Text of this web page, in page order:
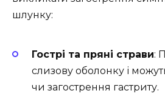
шлунку:
Гострі та пряні страви:
слизову оболонку і
чи загострення гастриту.